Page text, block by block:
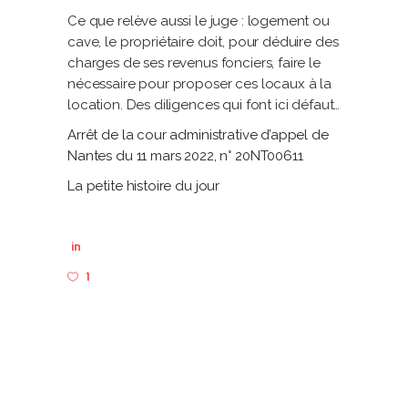
Ce que relève aussi le juge : logement ou
cave, le propriétaire doit, pour déduire des
charges de ses revenus fonciers, faire le
nécessaire pour proposer ces locaux à la
location. Des diligences qui font ici défaut…
Arrêt de la cour administrative d’appel de
Nantes du 11 mars 2022, n° 20NT00611
La petite histoire du jour
in
1